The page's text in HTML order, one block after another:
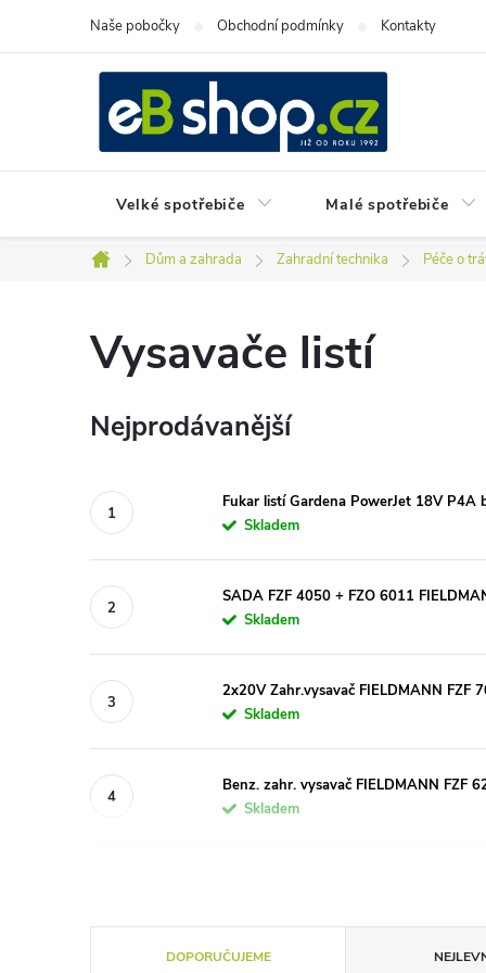
Naše pobočky Obchodní podmínky Kontakty
Velké spotřebiče Malé spotřebiče
Domů
Dům a zahrada Zahradní technika Péče o
Vysavače listí
Nejprodávanější
Fukar listí Gardena PowerJet 18V P4A
Skladem
SADA FZF 4050 + FZO 6011
Skladem
2x20V Zahr.vysavač FIELDMANN FZF
Skladem
Benz. zahr. vysavač FIELDMANN FZF
Skladem
DOPORUČUJEME